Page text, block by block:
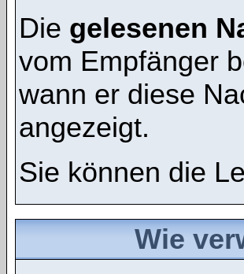
Die gelesenen
vom Empfänger
wann er diese
angezeigt.
Sie können die
Wie